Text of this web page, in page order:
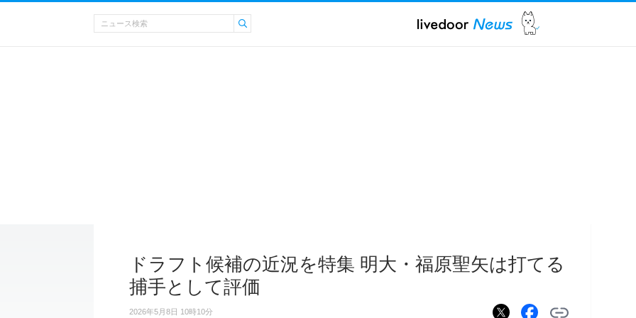
ドラフト候補の近況を特集 明大・福原聖矢は打てる
捕手として評価
2026年5月8日 10時10分